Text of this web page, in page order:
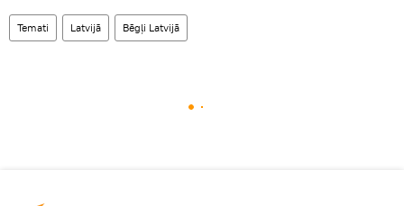
Temati Latvijā Bēgļi Latvijā